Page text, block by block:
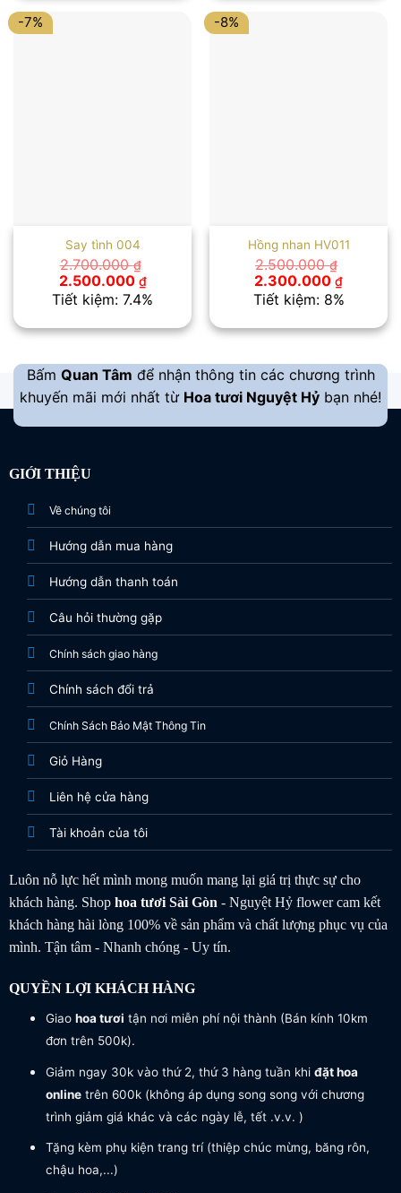
-7%
Say tình 004
2.700.000₫
Giá
gốc
là:
2.500.000 ₫Giá
hiện
tại
2.500.000 ₫.
Tiết kiệm: 7.4%
-8%
Hồng nhan HV011
2.500.000₫
Giá
gốc
là:
2.300.000 ₫Giá
hiện
tại
Tiết kiệm: 8%
Bấm Quan Tâm để nhận thông tin các chương trình
khuyến mãi mới nhất từ Hoa tươi Nguyệt Hỷ bạn nhé!
GIỚI THIỆU
Về chúng tôi
Hướng dẫn mua hàng
Hướng dẫn thanh toán
Câu hỏi thường gặp
Chính sách giao hàng
Chính sách đổi trả
Chính Sách Bảo Mật Thông Tin
Giỏ Hàng
Liên hệ cửa hàng
Tài khoản của tôi
Luôn nỗ lực hết mình mong muốn mang lại giá trị thực sự cho
khách hàng. Shop hoa tươiSài Gòn- Nguyệt Hỷ flower cam kết
khách hàng hài lòng 100% về sản phẩm và chất lượng phục vụ của
mình. Tận tâm - Nhanh chóng - Uy tín.
QUYỀN LỢI KHÁCH HÀNG
Giao hoa tươi tận nơi miễn phí nội thành (Bán kính 10km
đơn trên 500k).
Giảm ngay 30k vào thứ 2, thứ 3 hàng tuần khi đặt hoa
onlinetrên 600k (không áp dụng song song với chương
trình giảm giá khác và các ngày lễ, tết .v.v. )
Tặng kèm phụ kiện trang trí (thiệp chúc mừng, băng rôn,
chậu hoa,...)